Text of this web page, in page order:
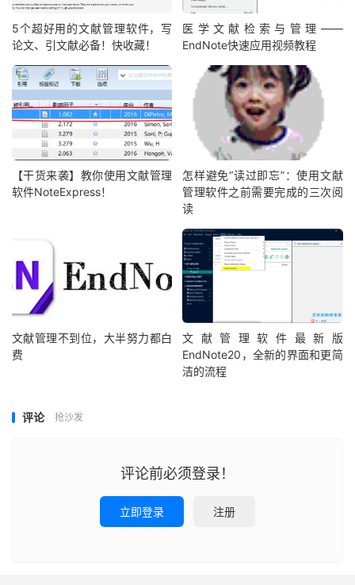
5个超好用的文献管理软件，写
论文、引文献必备！快收藏！
医学文献检索与管理——
EndNote快速应用视频教程
【干货来袭】教你使用文献管理
软件NoteExpress！
怎样避免“读过即忘”：使用文献
管理软件之前需要完成的三次阅
读
文献管理不到位，大半努力都白
费
文献管理软件最新版
EndNote20，全新的界面和更简
洁的流程
评论 抢沙发
评论前必须登录！
立即登录 注册